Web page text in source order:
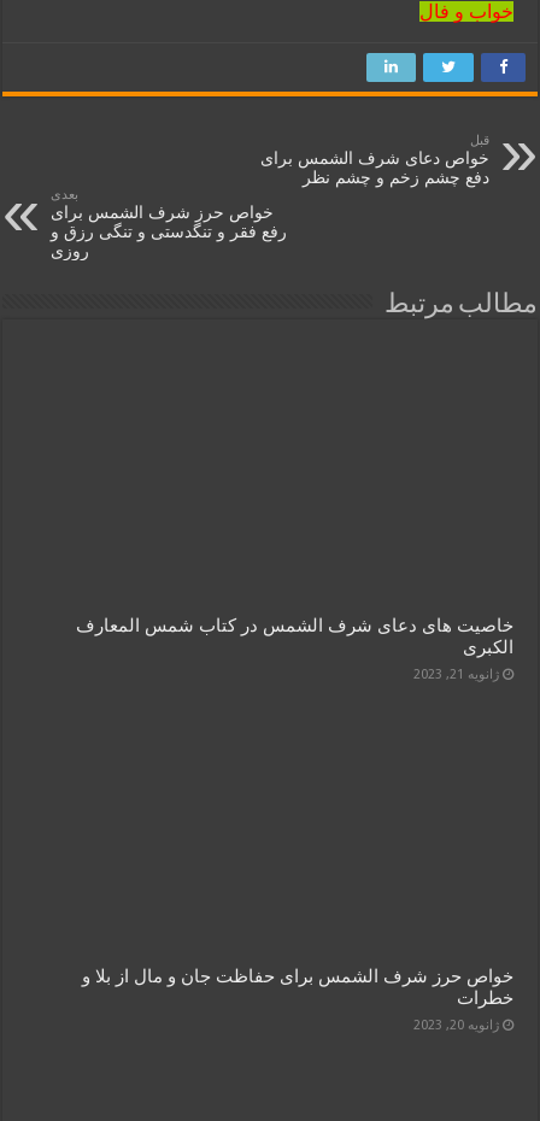
خواب و فال
قبل
خواص دعای شرف الشمس برای
دفع چشم زخم و چشم نظر
بعدی
خواص حرز شرف الشمس برای
رفع فقر و تنگدستی و تنگی رزق و
روزی
مطالب مرتبط
خاصیت های دعای شرف الشمس در کتاب شمس المعارف
الکبری
ژانویه 21, 2023
خواص حرز شرف الشمس برای حفاظت جان و مال از بلا و
خطرات
ژانویه 20, 2023